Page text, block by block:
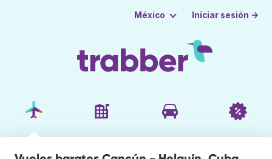
México Iniciar sesión →